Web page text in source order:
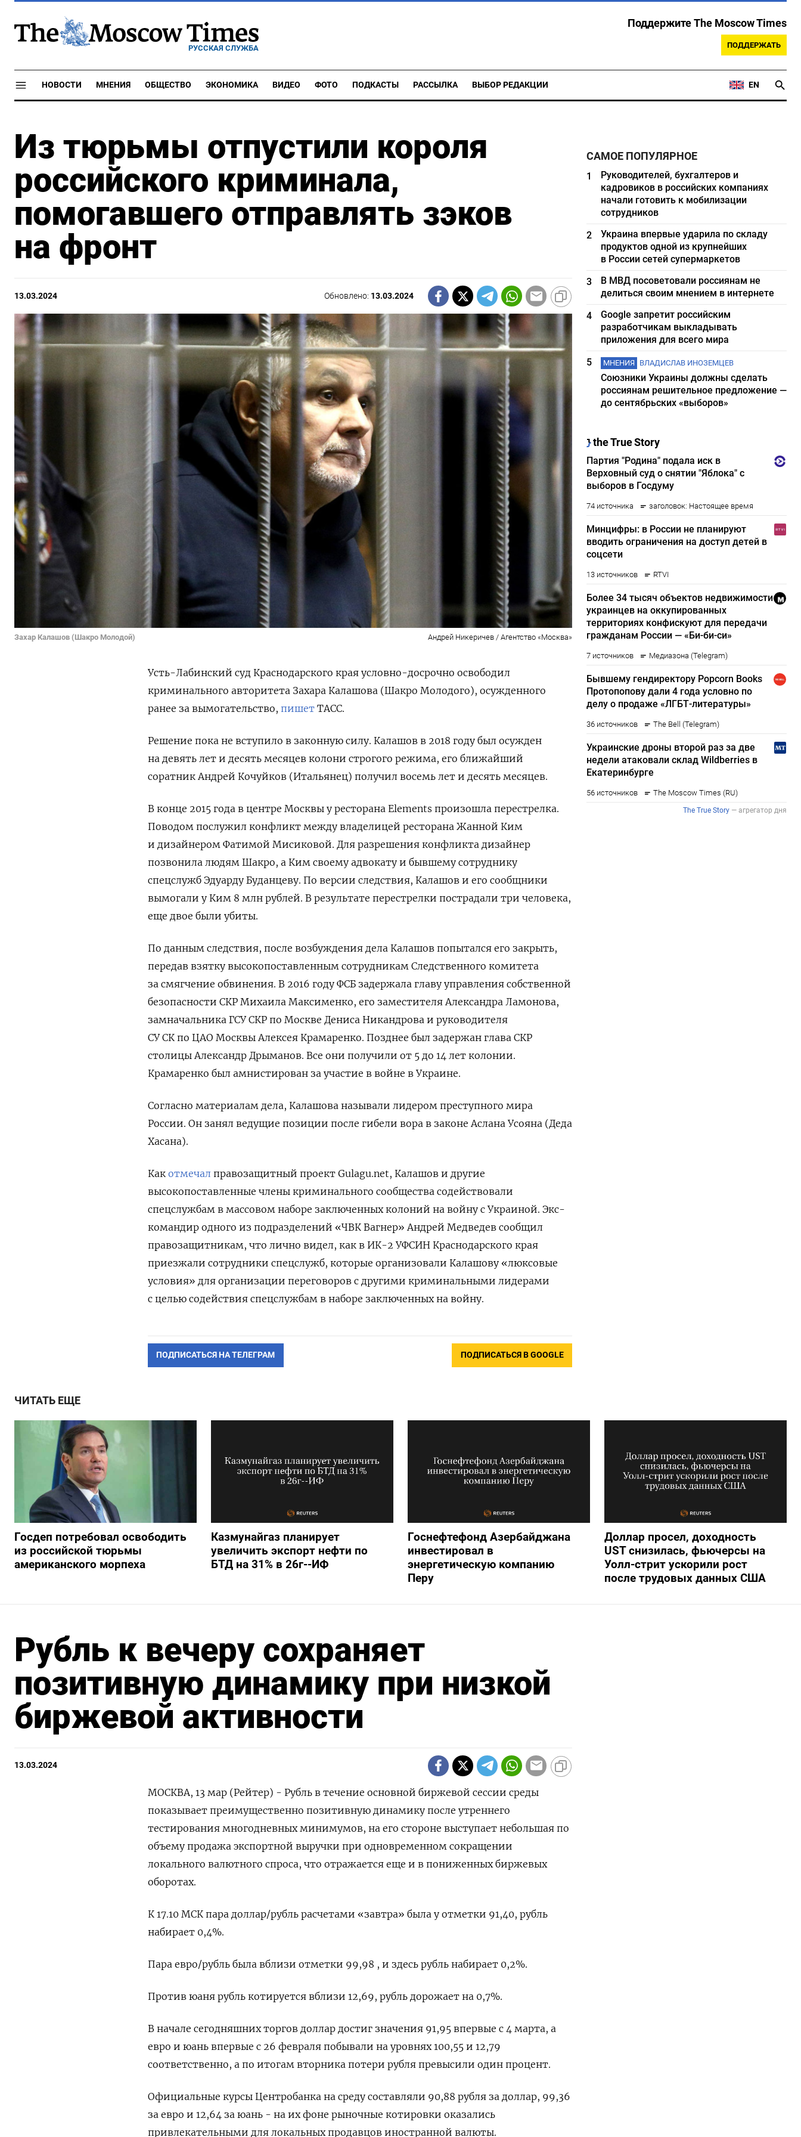
РУССКАЯ СЛУЖБА
Поддержите The Moscow Times
ПОДДЕРЖАТЬ
НОВОСТИ МНЕНИЯ ОБЩЕСТВО ЭКОНОМИКА ВИДЕО ФОТО ПОДКАСТЫ РАССЫЛКА ВЫБОР РЕДАКЦИИ EN
Из тюрьмы отпустили короля
российского криминала,
помогавшего отправлять зэков
на фронт
13.03.2024 Обновлено: 13.03.2024
Захар Калашов (Шакро Молодой) Андрей Никеричев / Агентство «Москва»
Усть-Лабинский суд Краснодарского края условно-досрочно освободил
криминального авторитета Захара Калашова (Шакро Молодого), осужденного
ранее за вымогательство, пишет ТАСС.
Решение пока не вступило в законную силу. Калашов в 2018 году был осужден
на девять лет и десять месяцев колони строгого режима, его ближайший
соратник Андрей Кочуйков (Итальянец) получил восемь лет и десять месяцев.
В конце 2015 года в центре Москвы у ресторана Elements произошла перестрелка.
Поводом послужил конфликт между владелицей ресторана Жанной Ким
и дизайнером Фатимой Мисиковой. Для разрешения конфликта дизайнер
позвонила людям Шакро, а Ким своему адвокату и бывшему сотруднику
спецслужб Эдуарду Буданцеву. По версии следствия, Калашов и его сообщники
вымогали у Ким 8 млн рублей. В результате перестрелки пострадали три человека,
еще двое были убиты.
По данным следствия, после возбуждения дела Калашов попытался его закрыть,
передав взятку высокопоставленным сотрудникам Следственного комитета
за смягчение обвинения. В 2016 году ФСБ задержала главу управления собственной
безопасности СКР Михаила Максименко, его заместителя Александра Ламонова,
замначальника ГСУ СКР по Москве Дениса Никандрова и руководителя
СУ СК по ЦАО Москвы Алексея Крамаренко. Позднее был задержан глава СКР
столицы Александр Дрыманов. Все они получили от 5 до 14 лет колонии.
Крамаренко был амнистирован за участие в войне в Украине.
Согласно материалам дела, Калашова называли лидером преступного мира
России. Он занял ведущие позиции после гибели вора в законе Аслана Усояна (Деда
Хасана).
Как отмечал правозащитный проект Gulagu.net, Калашов и другие
высокопоставленные члены криминального сообщества содействовали
спецслужбам в массовом наборе заключенных колоний на войну с Украиной. Экс-
командир одного из подразделений «ЧВК Вагнер» Андрей Медведев сообщил
правозащитникам, что лично видел, как в ИК-2 УФСИН Краснодарского края
приезжали сотрудники спецслужб, которые организовали Калашову «люксовые
условия» для организации переговоров с другими криминальными лидерами
с целью содействия спецслужбам в наборе заключенных на войну.
ПОДПИСАТЬСЯ НА ТЕЛЕГРАМ ПОДПИСАТЬСЯ В GOOGLE
САМОЕ ПОПУЛЯРНОЕ
1
Руководителей, бухгалтеров и
кадровиков в российских компаниях
начали готовить к мобилизации
сотрудников
2
Украина впервые ударила по складу
продуктов одной из крупнейших
в России сетей супермаркетов
3
В МВД посоветовали россиянам не
делиться своим мнением в интернете
4
Google запретит российским
разработчикам выкладывать
приложения для всего мира
5
МНЕНИЯ ВЛАДИСЛАВ ИНОЗЕМЦЕВ
Союзники Украины должны сделать
россиянам решительное предложение —
до сентябрьских «выборов»
ЧИТАТЬ ЕЩЕ
Госдеп потребовал освободить
из российской тюрьмы
американского морпеха
Казмунайгаз планирует
увеличить экспорт нефти по
БТД на 31% в 26г--ИФ
Госнефтефонд Азербайджана
инвестировал в
энергетическую компанию
Перу
Доллар просел, доходность
UST снизилась, фьючерсы на
Уолл-стрит ускорили рост
после трудовых данных США
Рубль к вечеру сохраняет
позитивную динамику при низкой
биржевой активности
13.03.2024
МОСКВА, 13 мар (Рейтер) - Рубль в течение основной биржевой сессии среды
показывает преимущественно позитивную динамику после утреннего
тестирования многодневных минимумов, на его стороне выступает небольшая по
объему продажа экспортной выручки при одновременном сокращении
локального валютного спроса, что отражается еще и в пониженных биржевых
оборотах.
К 17.10 МСК пара доллар/рубль расчетами «завтра» была у отметки 91,40, рубль
набирает 0,4%.
Пара евро/рубль была вблизи отметки 99,98 , и здесь рубль набирает 0,2%.
Против юаня рубль котируется вблизи 12,69, рубль дорожает на 0,7%.
В начале сегодняшних торгов доллар достиг значения 91,95 впервые с 4 марта, а
евро и юань впервые с 26 февраля побывали на уровнях 100,55 и 12,79
соответственно, а по итогам вторника потери рубля превысили один процент.
Официальные курсы Центробанка на среду составляли 90,88 рубля за доллар, 99,36
за евро и 12,64 за юань - на их фоне рыночные котировки оказались
привлекательными для локальных продавцов иностранной валюты.